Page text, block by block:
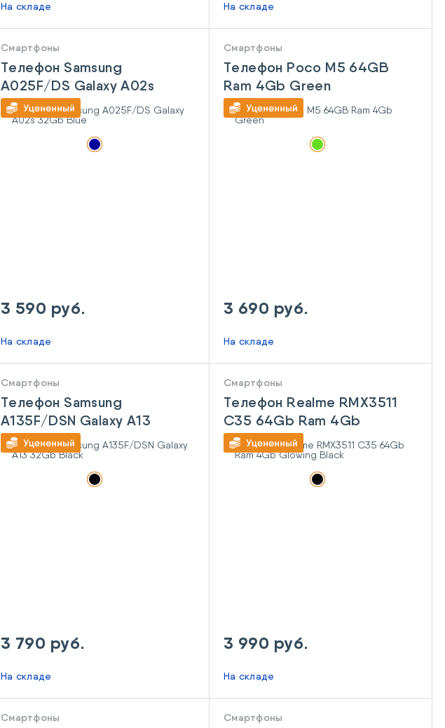
На складе На складе
Смартфоны
Телефон Samsung
A025F/DS Galaxy A02s
32Gb Blue
3 590 руб.
На складе
Смартфоны
Телефон Poco M5 64GB
Ram 4Gb Green
3 690 руб.
На складе
Смартфоны
Телефон Samsung
A135F/DSN Galaxy A13
32Gb Black
3 790 руб.
На складе
Смартфоны
Телефон Realme RMX3511
C35 64Gb Ram 4Gb
Glowing Black
3 990 руб.
На складе
Смартфоны Смартфоны